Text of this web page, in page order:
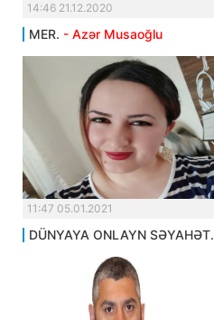
14:46 21.12.2020
MER. - Azər Musaoğlu
11:47 05.01.2021
DÜNYAYA ONLAYN SƏYAHƏT.